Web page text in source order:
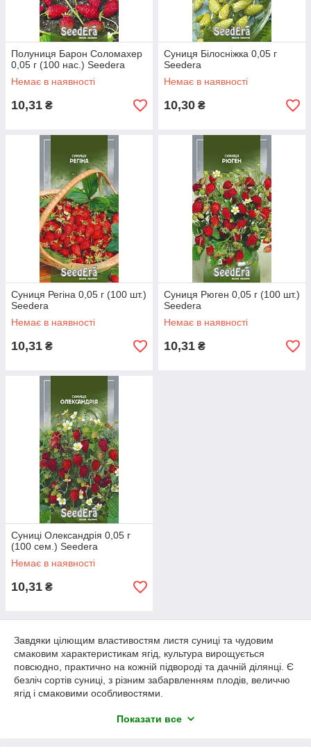
Полуниця Барон Соломахер
0,05 г (100 нас.) Seedera
Немає в наявності
10,31 ₴
Суниця Білосніжка 0,05 г
Seedera
Немає в наявності
10,30 ₴
Суниця Регіна 0,05 г (100 шт.)
Seedera
Немає в наявності
10,31 ₴
Суниця Рюген 0,05 г (100 шт.)
Seedera
Немає в наявності
10,31 ₴
Суниці Олександрія 0,05 г
(100 сем.) Seedera
Немає в наявності
10,31 ₴
Завдяки цілющим властивостям листя суниці та чудовим
смаковим характеристикам ягід, культура вирощується
повсюдно, практично на кожній підвороді та дачній ділянці. Є
безліч сортів суниці, з різним забарвленням плодів, величчю
ягід і смаковими особливостями.
городники воліють вивести культуру із насіного матеріалу. Це
Показати все